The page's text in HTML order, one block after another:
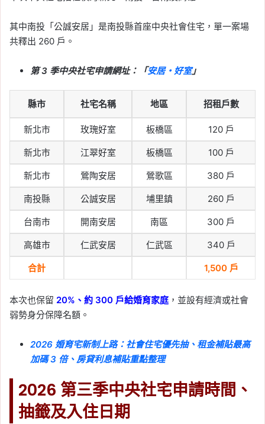
其中南投「公誠安居」是南投縣首座中央社會住宅，單一案場
共釋出 260 戶。
第 3 季中央社宅申請網址：「安居・好室」
縣市 社宅名稱 地區 招租戶數
新北市 玫瑰好室 板橋區 120 戶
新北市 江翠好室 板橋區 100 戶
新北市 鶯陶安居 鶯歌區 380 戶
南投縣 公誠安居 埔里鎮 260 戶
台南市 開南安居 南區 300 戶
高雄市 仁武安居 仁武區 340 戶
合計 1,500 戶
本次也保留 20%、約 300 戶給婚育家庭 ，並設有經濟或社會
弱勢身分保障名額。
2026 婚育宅新制上路：社會住宅優先抽、租金補貼最高
加碼 3 倍、房貸利息補貼重點整理
2026 第三季中央社宅申請時間、
抽籤及入住日期